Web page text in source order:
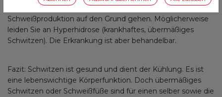
ab zum Hautarzt. Der kann der übermäßigen
Schweißproduktion auf den Grund gehen. Möglicherweise
leiden Sie an Hyperhidrose (krankhaftes, übermäßiges
Schwitzen). Die Erkrankung ist aber behandelbar.
Fazit: Schwitzen ist gesund und dient der Kühlung. Es ist
eine lebenswichtige Körperfunktion. Doch übermäßiges
Schwitzen oder Schweißfüße sind für einen selber sowie die